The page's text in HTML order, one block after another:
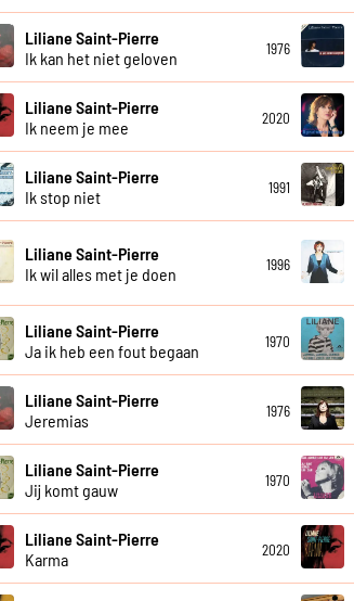
Liliane Saint-Pierre
Ik kan het niet geloven
1976
Liliane Saint-Pierre
Ik neem je mee
2020
Liliane Saint-Pierre
Ik stop niet
1991
Liliane Saint-Pierre
Ik wil alles met je doen
1996
Liliane Saint-Pierre
Ja ik heb een fout begaan
1970
Liliane Saint-Pierre
Jeremias
1976
Liliane Saint-Pierre
Jij komt gauw
1970
Liliane Saint-Pierre
Karma
2020